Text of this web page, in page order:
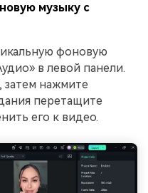
музыку с
фоновую
в левой панели.
затем нажмите
перетащите
его к видео.